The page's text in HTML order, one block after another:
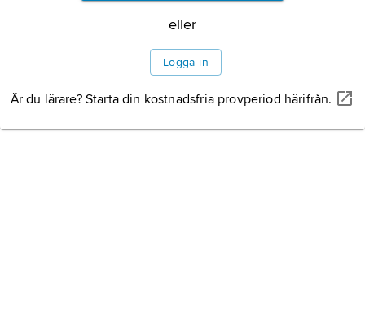
eller
Logga in
Är du lärare? Starta din kostnadsfria provperiod härifrån.